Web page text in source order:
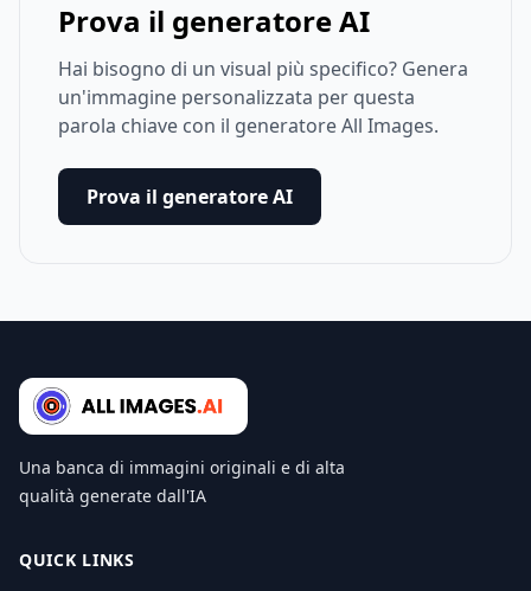
Prova il generatore AI
Hai bisogno di un visual più specifico? Genera
un'immagine personalizzata per questa
parola chiave con il generatore All Images.
Prova il generatore AI
Una banca di immagini originali e di alta
qualità generate dall'IA
QUICK LINKS